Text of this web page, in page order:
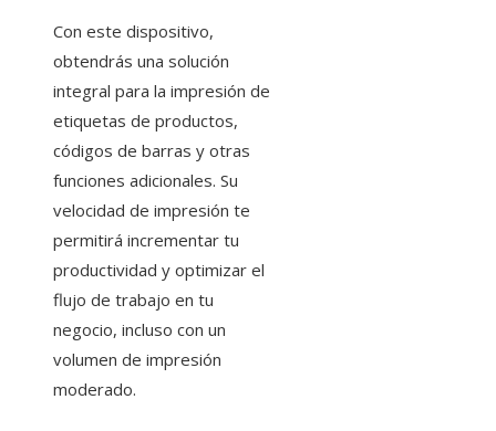
Con este dispositivo,
obtendrás una solución
integral para la impresión de
etiquetas de productos,
códigos de barras y otras
funciones adicionales. Su
velocidad de impresión te
permitirá incrementar tu
productividad y optimizar el
flujo de trabajo en tu
negocio, incluso con un
volumen de impresión
moderado.